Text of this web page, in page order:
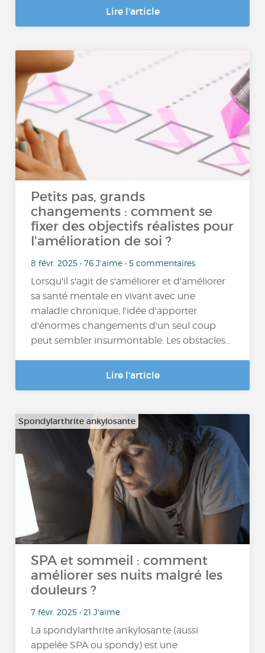
Lire l'article
Petits pas, grands
changements : comment se
fixer des objectifs réalistes pour
l'amélioration de soi ?
8 févr. 2025 • 76 J'aime • 5 commentaires
Lorsqu'il s'agit de s'améliorer et d'améliorer
sa santé mentale en vivant avec une
maladie chronique, l'idée d'apporter
d'énormes changements d'un seul coup
peut sembler insurmontable. Les obstacles...
Lire l'article
Spondylarthrite ankylosante
SPA et sommeil : comment
améliorer ses nuits malgré les
douleurs ?
7 févr. 2025 • 21 J'aime
La spondylarthrite ankylosante (aussi
appelée SPA ou spondy) est une